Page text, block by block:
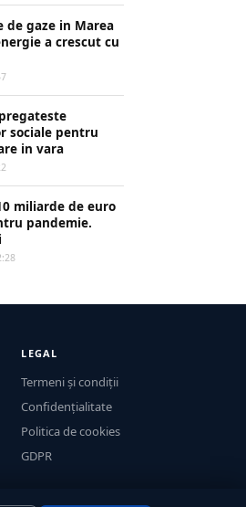
de gaze in Marea
a crescut cu
sociale pentru
in vara
miliarde de euro
pandemie.
LEGAL
Termeni și condiții
Confidențialitate
Politica de cookies
GDPR